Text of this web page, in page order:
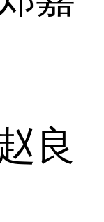
良